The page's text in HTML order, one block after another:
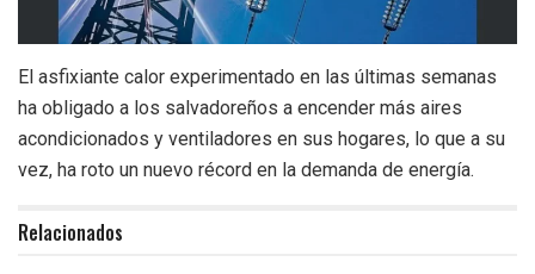
El asfixiante calor experimentado en las últimas semanas
ha obligado a los salvadoreños a encender más aires
acondicionados y ventiladores en sus hogares, lo que a su
vez, ha roto un nuevo récord en la demanda de energía.
Relacionados